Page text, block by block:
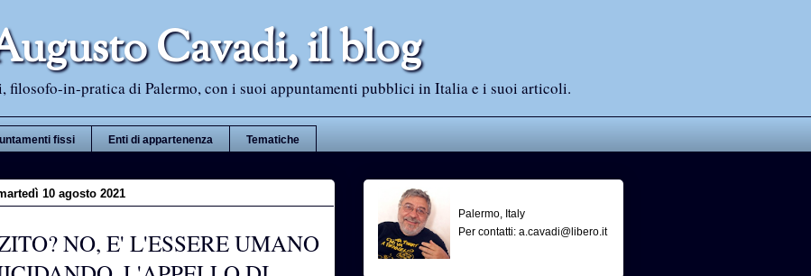
Cavadi, il blog
filosofo-in-pratica di Palermo, con i suoi appuntamenti pubblici in Italia e i suoi articoli.
fissi Enti di appartenenza Tematiche
10 agosto 2021
NO, E' L'ESSERE UMANO
Palermo, Italy
Per contatti: a.cavadi@libero.it